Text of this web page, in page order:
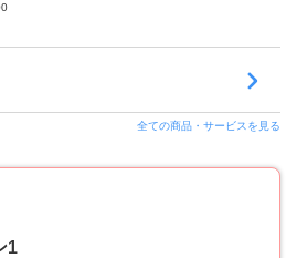
全ての商品・サービスを見る
1